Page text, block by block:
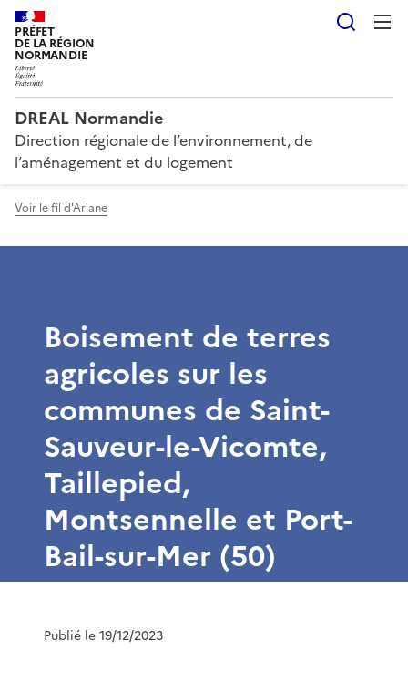
PRÉFET
DE LA RÉGION
NORMANDIE
DREAL Normandie
Direction régionale de l’environnement, de
l’aménagement et du logement
Voir le fil d'Ariane
Boisement de terres
agricoles sur les
communes de Saint-
Sauveur-le-Vicomte,
Taillepied,
Montsennelle et Port-
Bail-sur-Mer (50)
Publié le 19/12/2023